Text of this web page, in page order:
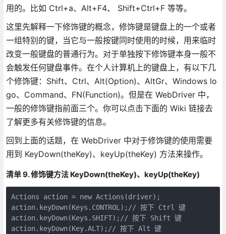
用的。比如 Ctrl+a、Alt+F4、 Shift+Ctrl+F 等等。
这里先解释一下修饰键的概念，修饰键是键盘上的一个或者
一组特别的键，当它与一般按键同时使用的时候，用来临时
改变一般键盘的普通行为。对于单独按下修饰键本身一般不
会触发任何键盘事件。在个人计算机上的键盘上，有以下几
个修饰键：Shift、Ctrl、Alt(Option)、AltGr、Windows lo
go、Command、FN(Function)。但是在 WebDriver 中，
一般的修饰键指前面三个。你可以点击下面的 Wiki 链接去
了解更多有关修饰键的信息。
回到上面的话题，在 WebDriver 中对于修饰键的使用需要
用到 KeyDown(theKey)、keyUp(theKey) 方法来操作。
清单 9. 修饰键方法 KeyDown(theKey)、keyUp(theKey)
Actions action = new Actions(driver);
action.keyDown(Keys.CONTROL);// 按下 Ctrl 键
action.keyDown(Keys.SHIFT);// 按下 Shift 键
action.keyDown(Key.ALT);// 按下 Alt 键